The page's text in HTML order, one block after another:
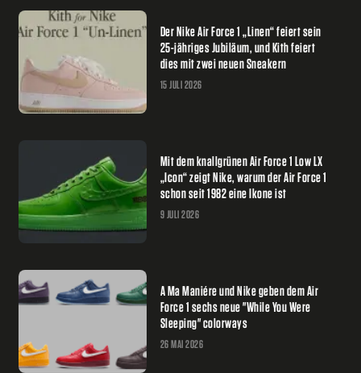
Der Nike Air Force 1 „Linen“ feiert sein
25-jähriges Jubiläum, und Kith feiert
dies mit zwei neuen Sneakern
15 JULI 2026
Mit dem knallgrünen Air Force 1 Low LX
„Icon“ zeigt Nike, warum der Air Force 1
schon seit 1982 eine Ikone ist
9 JULI 2026
A Ma Maniére und Nike geben dem Air
Force 1 sechs neue "While You Were
Sleeping" colorways
26 MAI 2026